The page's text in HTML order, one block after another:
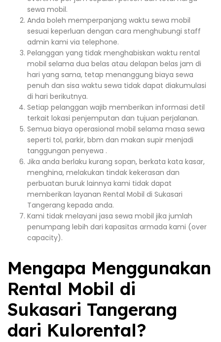
sewa mobil.
Anda boleh memperpanjang waktu sewa mobil
sesuai keperluan dengan cara menghubungi staff
admin kami via telephone.
Pelanggan yang tidak menghabiskan waktu rental
mobil selama dua belas atau delapan belas jam di
hari yang sama, tetap menanggung biaya sewa
penuh dan sisa waktu sewa tidak dapat diakumulasi
di hari berikutnya.
Setiap pelanggan wajib memberikan informasi detil
terkait lokasi penjemputan dan tujuan perjalanan.
Semua biaya operasional mobil selama masa sewa
seperti tol, parkir, bbm dan makan supir menjadi
tanggungan penyewa .
Jika anda berlaku kurang sopan, berkata kata kasar,
menghina, melakukan tindak kekerasan dan
perbuatan buruk lainnya kami tidak dapat
memberikan layanan Rental Mobil di Sukasari
Tangerang kepada anda.
Kami tidak melayani jasa sewa mobil jika jumlah
penumpang lebih dari kapasitas armada kami (over
capacity).
Mengapa Menggunakan
Rental Mobil di
Sukasari Tangerang
dari Kulorental?